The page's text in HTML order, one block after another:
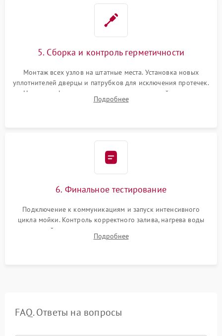
5. Сборка и контроль герметичности
Монтаж всех узлов на штатные места. Установка новых
уплотнителей дверцы и патрубков для исключения протечек.
Надежная фиксация хомутов гидравлической системы,
сборка корпуса и установка датчика поплавка.
Подробнее
6. Финальное тестирование
Подключение к коммуникациям и запуск интенсивного
цикла мойки. Контроль корректного залива, нагрева воды
до нужной температуры, отсутствия посторонних шумов,
штатного слива и абсолютной сухости в поддоне.
Подробнее
FAQ. Ответы на вопросы